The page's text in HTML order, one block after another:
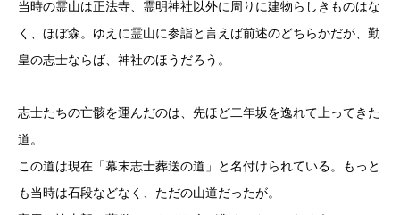
当時の霊山は正法寺、霊明神社以外に周りに建物らしきものはな
く、ほぼ森。ゆえに霊山に参詣と言えば前述のどちらかだが、勤
皇の志士ならば、神社のほうだろう。
志士たちの亡骸を運んだのは、先ほど二年坂を逸れて上ってきた
道。
この道は現在「幕末志士葬送の道」と名付けられている。もっと
も当時は石段などなく、ただの山道だったが。